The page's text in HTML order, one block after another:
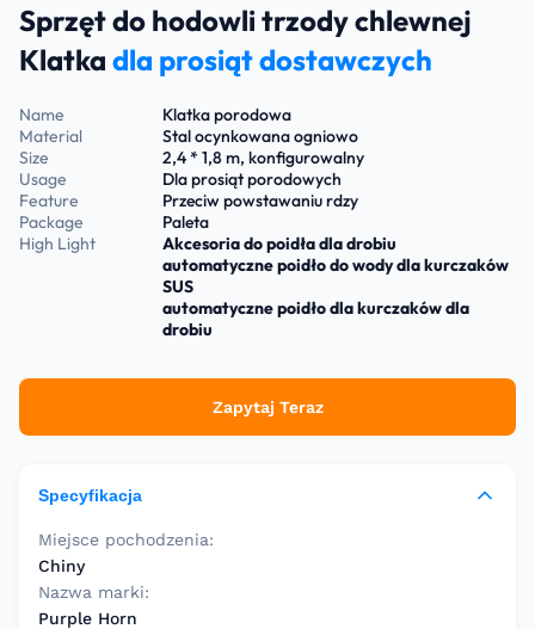
Sprzęt do hodowli trzody chlewnej
Klatka dla prosiąt dostawczych
Name
Klatka porodowa
Material
Stal ocynkowana ogniowo
Size
2,4 * 1,8 m, konfigurowalny
Usage
Dla prosiąt porodowych
Feature
Przeciw powstawaniu rdzy
Package
Paleta
High Light
Akcesoria do poidła dla drobiu
automatyczne poidło do wody dla kurczaków
SUS
automatyczne poidło dla kurczaków dla
drobiu
Zapytaj Teraz
Specyfikacja
Miejsce pochodzenia:
Chiny
Nazwa marki:
Purple Horn